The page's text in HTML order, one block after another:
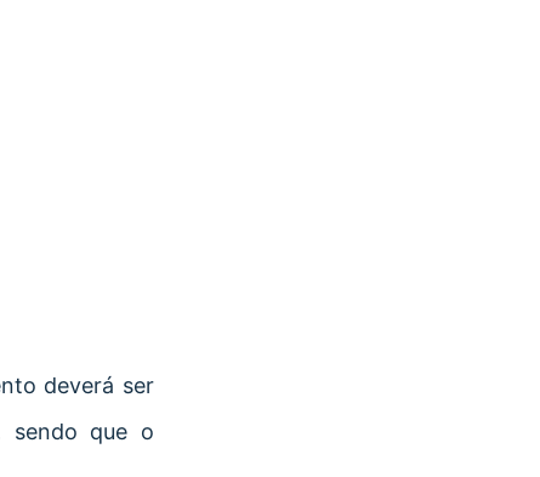
deverá ser
sendo que o